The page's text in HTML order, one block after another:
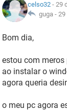
celso32 - 29
guga - 29
Bom dia,
estou com
ao instalar o
agora queria
o meu pc agora